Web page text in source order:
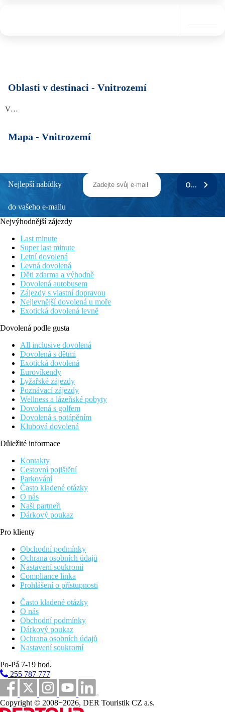
Oblasti v destinaci - Vnitrozemí
Vnitrozemí
Mapa - Vnitrozemí
Nejlepší nabídky
do vašeho e-mailu
ODEBÍRAT
Nejvýhodnější zájezdy
Last minute
Super last minute
Letní dovolená
Levná dovolená
Děti zdarma a výhodně
Dovolená autobusem
Zájezdy s vlastní dopravou
Nejlevnější dovolená u moře
Exotická dovolená levně
Dovolená podle gusta
All inclusive dovolená
Dovolená s dětmi
Exotická dovolená
Eurovíkendy
Lyžařské zájezdy
Poznávací zájezdy
Wellness a lázeňské pobyty
Dovolená s golfem
Dovolená s potápěním
Klubová dovolená
Důležité informace
Kontakty
Cestovní pojištění
Parkování
Často kladené otázky
O nás
Naši partneři
Dárkový poukaz
Pro klienty
Obchodní podmínky
Ochrana osobních údajů
Nastavení soukromí
Compliance linka
Prohlášení o přístupnosti
Často kladené otázky
O nás
Obchodní podmínky
Dárkový poukaz
Ochrana osobních údajů
Nastavení soukromí
Po-Pá 7-19 hod.
255 787 777
Copyright © 2008−2026, DER Touristik CZ a.s.